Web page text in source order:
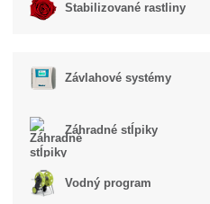
Stabilizované rastliny
Závlahové systémy
Záhradné stĺpiky
Vodný program